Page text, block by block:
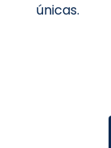
únicas.